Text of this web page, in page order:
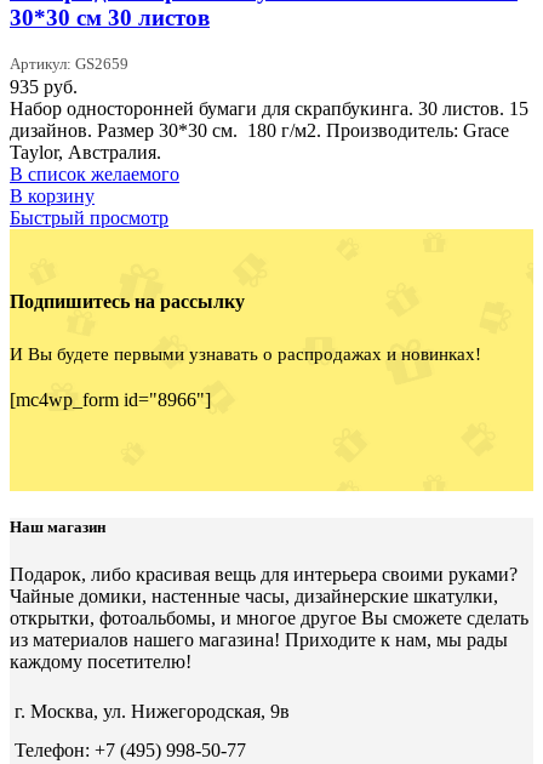
30*30 см 30 листов
Артикул: GS2659
935 руб.
Набор односторонней бумаги для скрапбукинга. 30 листов. 15
дизайнов. Размер 30*30 см. 180 г/м2. Производитель: Grace
Taylor, Австралия.
В список желаемого
В корзину
Быстрый просмотр
Подпишитесь на рассылку
И Вы будете первыми узнавать о распродажах и новинках!
[mc4wp_form id="8966"]
Наш магазин
Подарок, либо красивая вещь для интерьера своими руками?
Чайные домики, настенные часы, дизайнерские шкатулки,
открытки, фотоальбомы, и многое другое Вы сможете сделать
из материалов нашего магазина! Приходите к нам, мы рады
каждому посетителю!
г. Москва, ул. Нижегородская, 9в
Телефон: +7 (495) 998-50-77